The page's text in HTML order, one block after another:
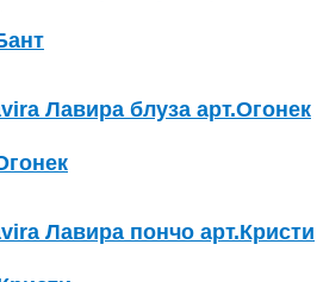
Лавира блуза арт.Огонек
Лавира пончо арт.Кристи